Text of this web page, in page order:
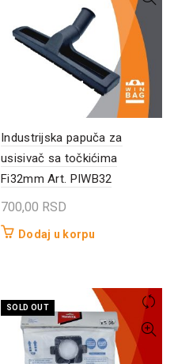
Industrijska papuča za
usisivač sa točkićima
Fi32mm Art. PIWB32
700,00 RSD
Dodaj u korpu
SOLD OUT